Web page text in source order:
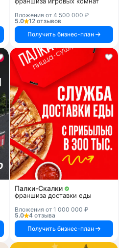
Вложения от 4 500 000 ₽
5.0
12 отзывов
Получить бизнес-план
Палки-Скалки
франшиза доставки еды
Вложения от 1 000 000 ₽
5.0
4 отзыва
Получить бизнес-план